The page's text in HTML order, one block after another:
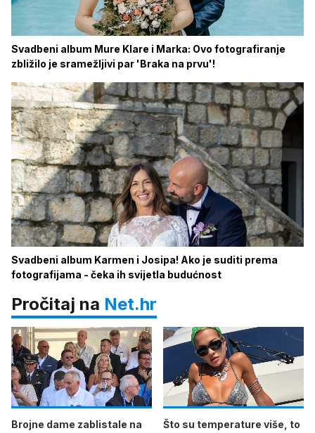
Svadbeni album Mure Klare i Marka: Ovo fotografiranje
zbližilo je sramežljivi par 'Braka na prvu'!
Svadbeni album Karmen i Josipa! Ako je suditi prema
fotografijama - čeka ih svijetla budućnost
Pročitaj na Net.hr
Brojne dame zablistale na
Što su temperature više, to